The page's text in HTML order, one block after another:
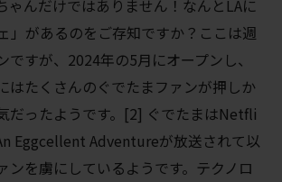
ゃんだけではありません！なんとLAに
」があるのをご存知ですか？ここは週
ですが、2024年の5月にオープンし、
はたくさんのぐでたまファンが押しか
だったようです。[2] ぐでたまはNetfli
Eggcellent Adventureが放送されて以
ンを虜にしているようです。テクノロ